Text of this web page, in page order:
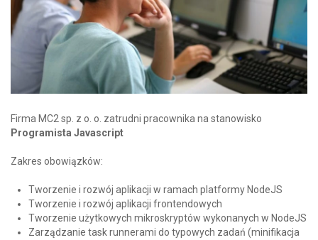
Firma MC2 sp. z o. o. zatrudni pracownika na stanowisko
Programista Javascript
Zakres obowiązków:
Tworzenie i rozwój aplikacji w ramach platformy NodeJS
Tworzenie i rozwój aplikacji frontendowych
Tworzenie użytkowych mikroskryptów wykonanych w NodeJS
Zarządzanie task runnerami do typowych zadań (minifikacja